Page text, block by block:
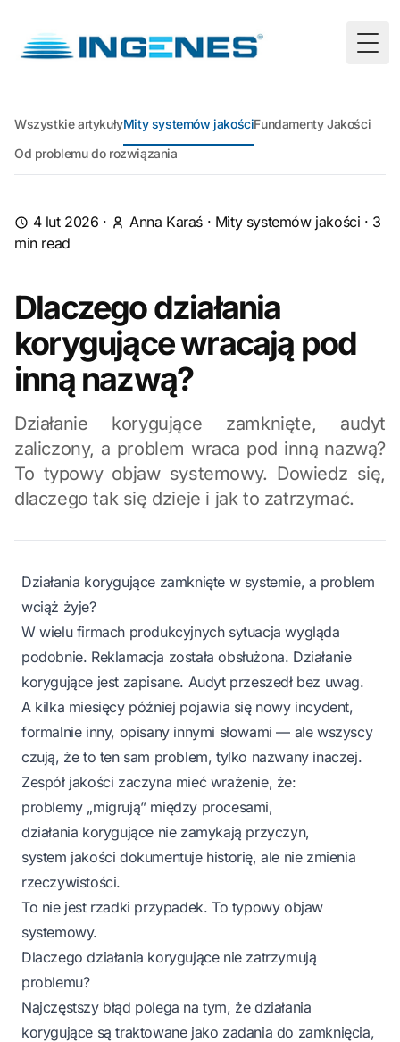
Wszystkie artykułyMity systemów jakościFundamenty Jakości
Od problemu do rozwiązania
4 lut 2026 · Anna Karaś · Mity systemów jakości · 3
min read
Dlaczego działania
korygujące wracają pod
inną nazwą?
Działanie korygujące zamknięte, audyt
zaliczony, a problem wraca pod inną nazwą?
To typowy objaw systemowy. Dowiedz się,
dlaczego tak się dzieje i jak to zatrzymać.
Działania korygujące zamknięte w systemie, a problem
wciąż żyje?
W wielu firmach produkcyjnych sytuacja wygląda
podobnie. Reklamacja została obsłużona. Działanie
korygujące jest zapisane. Audyt przeszedł bez uwag.
A kilka miesięcy później pojawia się nowy incydent,
formalnie inny, opisany innymi słowami — ale wszyscy
czują, że to ten sam problem, tylko nazwany inaczej.
Zespół jakości zaczyna mieć wrażenie, że:
problemy „migrują” między procesami,
działania korygujące nie zamykają przyczyn,
system jakości dokumentuje historię, ale nie zmienia
rzeczywistości.
To nie jest rzadki przypadek. To typowy objaw
systemowy.
Dlaczego działania korygujące nie zatrzymują
problemu?
Najczęstszy błąd polega na tym, że działania
korygujące są traktowane jako zadania do zamknięcia,